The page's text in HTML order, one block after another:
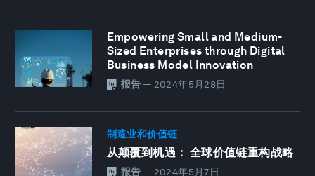
Empowering Small and Medium-
Sized Enterprises through Digital
Business Model Innovation
报告 — 2024年5月28日
制造业和价值链
从颠覆到机遇： 全球价值链重构战略
报告 — 2024年5月7日